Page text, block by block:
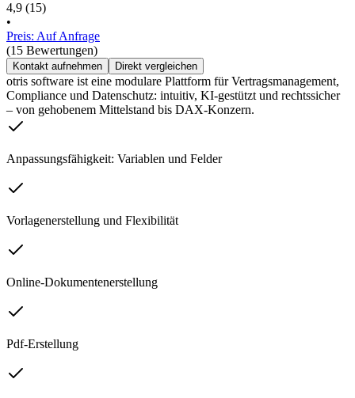
4,9 (15)
•
Preis: Auf Anfrage
(15 Bewertungen)
Kontakt aufnehmen Direkt vergleichen
otris software ist eine modulare Plattform für Vertragsmanagement,
Compliance und Datenschutz: intuitiv, KI-gestützt und rechtssicher
– von gehobenem Mittelstand bis DAX-Konzern.
Anpassungsfähigkeit: Variablen und Felder
Vorlagenerstellung und Flexibilität
Online-Dokumentenerstellung
Pdf-Erstellung